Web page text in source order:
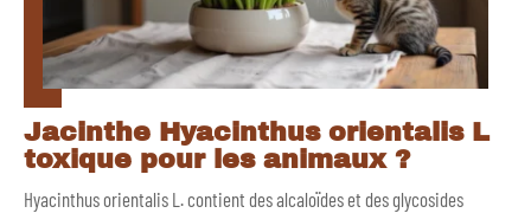
Jacinthe Hyacinthus orientalis L
toxique pour les animaux ?
Hyacinthus orientalis L. contient des alcaloïdes et des glycosides